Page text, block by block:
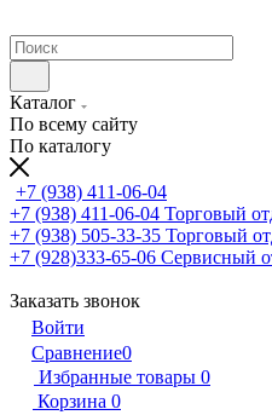
Каталог
По всему сайту
По каталогу
+7 (938) 411-06-04
+7 (938) 411-06-04 Торговый
+7 (938) 505-33-35 Торговый
+7 (928)333-65-06 Сервисный
Заказать звонок
Войти
Сравнение0
Избранные товары 0
Корзина 0